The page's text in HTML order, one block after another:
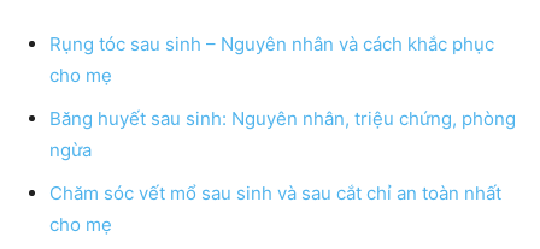
Rụng tóc sau sinh – Nguyên nhân và cách khắc phục
cho mẹ
Băng huyết sau sinh: Nguyên nhân, triệu chứng, phòng
ngừa
Chăm sóc vết mổ sau sinh và sau cắt chỉ an toàn nhất
cho mẹ